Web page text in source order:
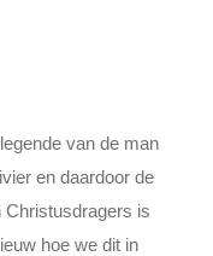
van de man
en daardoor de
Christusdragers is
hoe we dit in